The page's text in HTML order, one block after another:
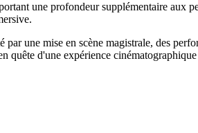
une profondeur supplémentaire aux
une mise en scène magistrale, des
quête d'une expérience